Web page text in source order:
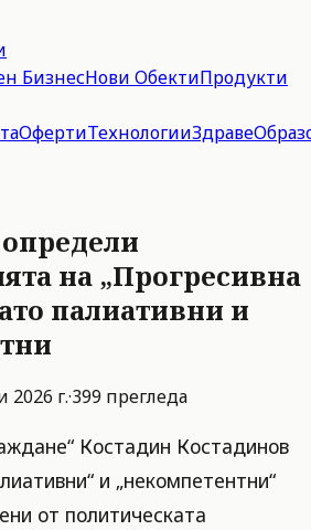
БизнесНови ОбектиПродукти
ОфертиТехнологииЗдраве
на „Прогресивна
палиативни и
2026 г.·399 прегледа
Костадин Костадинов
и „некомпетентни“
от политическата